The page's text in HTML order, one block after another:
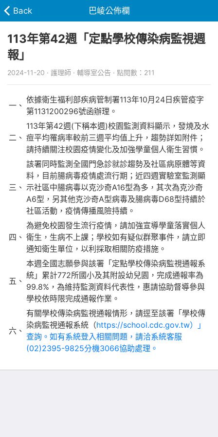
Back 巴崚公佈欄
113年第42週「定點學校傳染病監視週
報」
2024-11-20 · 護理師 · 輔導室公告 · 點閱數：211
一、
依據衛生福利部疾病管制署113年10月24日疾管疫字
第1131200296號函辦理。
二、
113年第42週(下稱本週)校園監測資料顯示，發燒及水
痘平均罹病率較前三週平均值上升，趨勢詳如附件；
請持續關注校園疫情變化及加強學童個人衛生習慣。
三、
該署同時監測全國門急診就診趨勢及社區病原體等資
料，目前腸病毒疫情處流行期；近四週實驗室監測顯
示社區中腸病毒以克沙奇A16型為多，其次為克沙奇
A6型，另其他克沙奇A型病毒及腸病毒D68型持續於
社區活動，疫情傳播風險持續。
四、
為避免校園發生流行疫情，請加強宣導學童落實個人
衛生，生病不上課；學校如有疑似群聚事件，請立即
通知衛生單位，以利採取相關防疫措施。
五、
本週全國志願參與該署「定點學校傳染病監視通報系
統」累計772所國小及其附設幼兒園，完成通報率為
99.8%，為維持監測資料代表性，惠請協助督導參與
學校依時限完成通報作業。
六、
有關學校傳染病監視通報情形，請逕至該署「學校傳
染病監視通報系統（https://school.cdc.gov.tw）」
查詢。如有系統登入相關問題，請洽系統客服
(02)2395-9825分機3066協助處理。